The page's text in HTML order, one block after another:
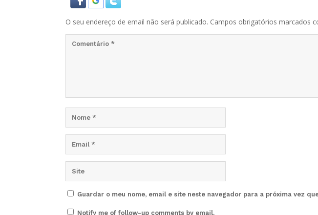
O seu endereço de email não será publicado. Campos obrigatórios marcados
Guardar o meu nome, email e site neste navegador para a próxima vez
Notify me of follow-up comments by email.